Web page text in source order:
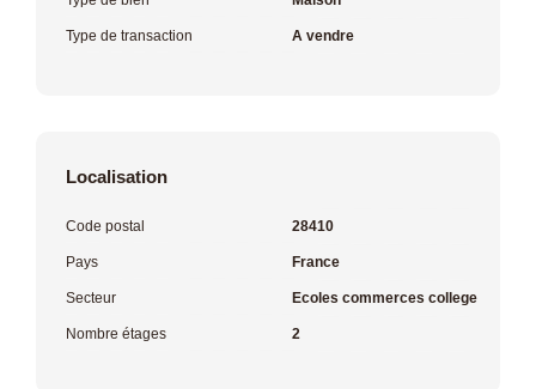
Type de transaction A vendre
Localisation
Code postal 28410
Pays France
Secteur Ecoles commerces college
Nombre étages 2